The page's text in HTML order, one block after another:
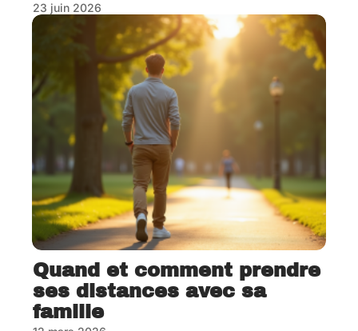
23 juin 2026
Quand et comment prendre
ses distances avec sa
famille